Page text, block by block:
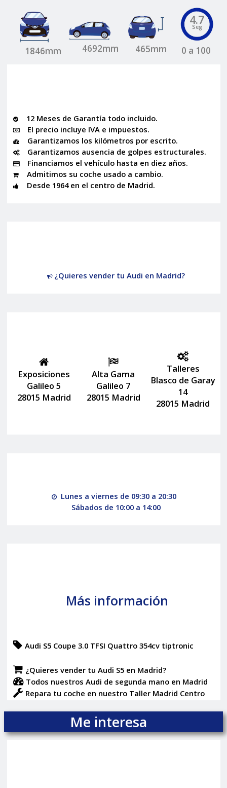
1846mm 4692mm 465mm
4.7
Seg
0 a 100
12 Meses de Garantía todo incluido.
El precio incluye IVA e impuestos.
Garantizamos los kilómetros por escrito.
Garantizamos ausencia de golpes estructurales.
Financiamos el vehículo hasta en diez años.
Admitimos su coche usado a cambio.
Desde 1964 en el centro de Madrid.
¿Quieres vender tu Audi en Madrid?
Exposiciones
Galileo 5
28015 Madrid
Alta Gama
Galileo 7
28015 Madrid
Talleres
Blasco de Garay
14
28015 Madrid
Lunes a viernes de 09:30 a 20:30
Sábados de 10:00 a 14:00
Más información
Audi S5 Coupe 3.0 TFSI Quattro 354cv tiptronic
¿Quieres vender tu Audi S5 en Madrid?
Todos nuestros Audi de segunda mano en Madrid
Repara tu coche en nuestro Taller Madrid Centro
Me interesa